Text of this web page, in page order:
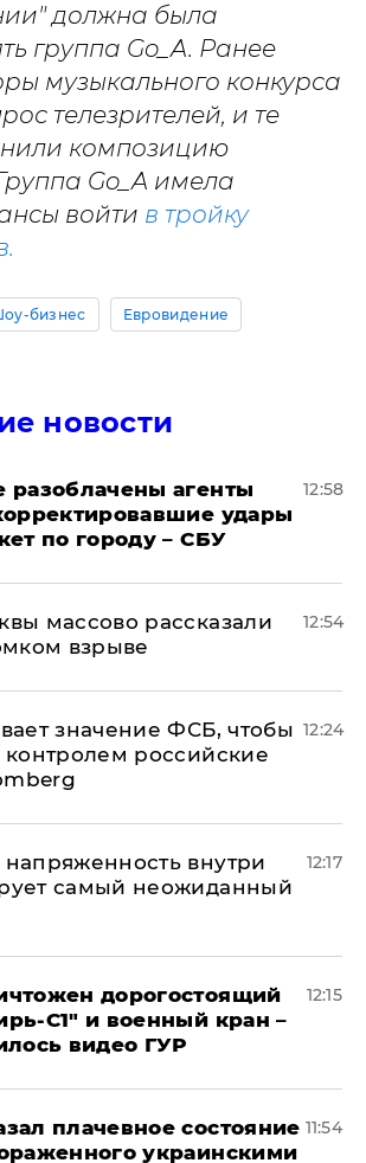
должна была
группа Go_A. Ранее
музыкального конкурса
телезрителей, и те
композицию
Go_A имела
войти в тройку
бизнес Евровидение
новости
разоблачены агенты
удары
по городу – СБУ
12:58
массово рассказали
взрыве
12:54
значение ФСБ, чтобы
российские
12:24
внутри
самый неожиданный
12:17
дорогостоящий
С1" и военный кран –
видео ГУР
12:15
плачевное состояние
украинскими
11:54